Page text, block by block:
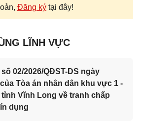
Đăng ký tại đây!
LĨNH VỰC
02/2026/QĐST-DS ngày
của Tòa án nhân dân khu vực 1 -
Vĩnh Long về tranh chấp
dụng